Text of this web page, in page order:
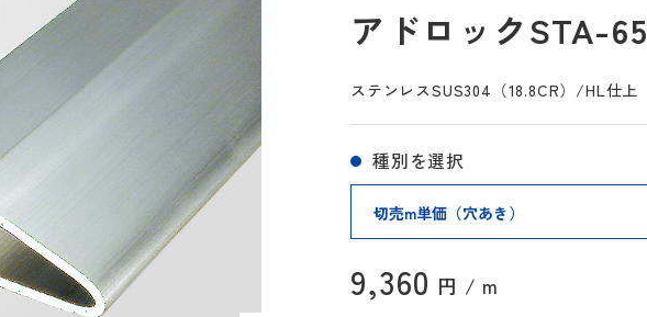
アドロックSTA-65
ステンレスSUS304（18.8CR）/HL仕上
種別を選択
9,360 円 / m